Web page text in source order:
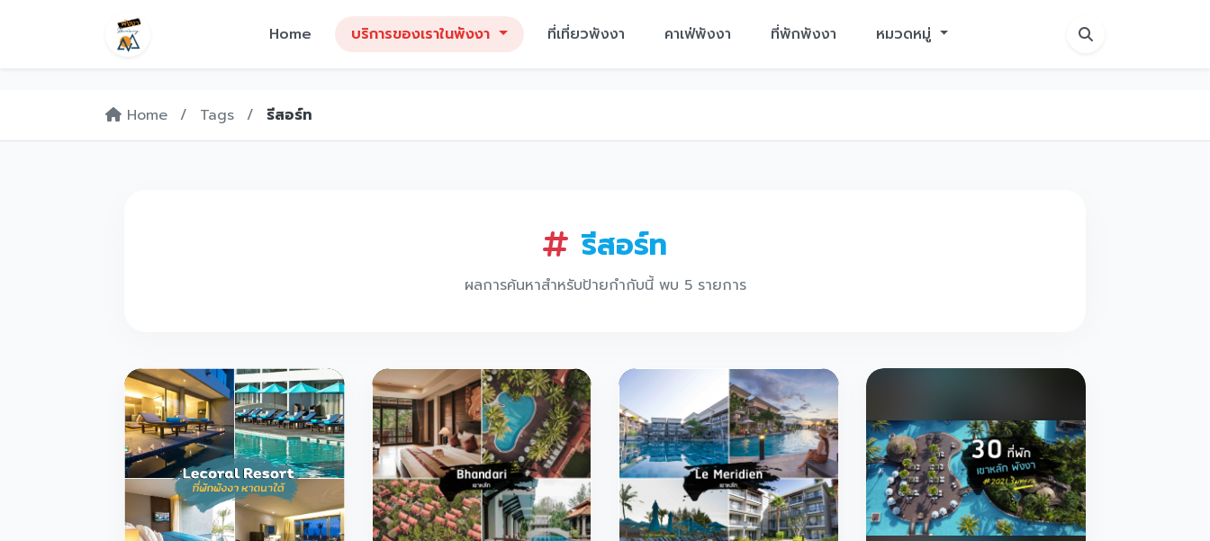
Home บริการของเราในพังงา ที่เที่ยวพังงา คาเฟ่พังงา ที่พักพังงา หมวดหมู่
Home / Tags / รีสอร์ท
รีสอร์ท
ผลการค้นหาสำหรับป้ายกำกับนี้ พบ 5 รายการ